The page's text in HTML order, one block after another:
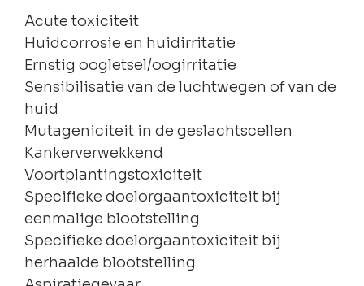
Acute toxiciteit
Huidcorrosie en huidirritatie
Ernstig oogletsel/oogirritatie
Sensibilisatie van de luchtwegen of van de
huid
Mutageniciteit in de geslachtscellen
Kankerverwekkend
Voortplantingstoxiciteit
Specifieke doelorgaantoxiciteit bij
eenmalige blootstelling
Specifieke doelorgaantoxiciteit bij
herhaalde blootstelling